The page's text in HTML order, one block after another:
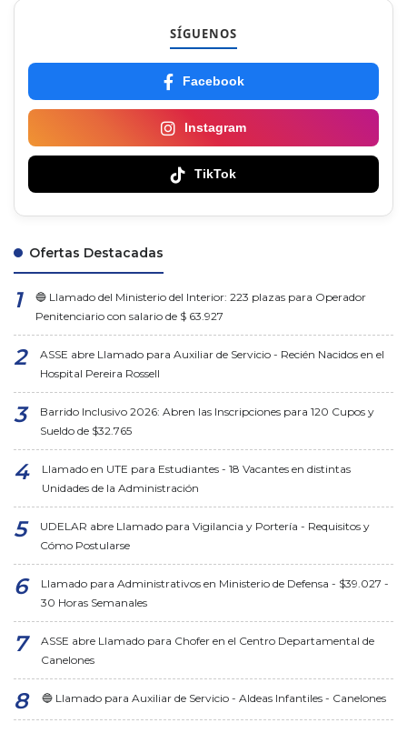
SÍGUENOS
Facebook
Instagram
TikTok
Ofertas Destacadas
🔵 Llamado del Ministerio del Interior: 223 plazas para Operador
Penitenciario con salario de $ 63.927
ASSE abre Llamado para Auxiliar de Servicio - Recién Nacidos en el
Hospital Pereira Rossell
Barrido Inclusivo 2026: Abren las Inscripciones para 120 Cupos y
Sueldo de $32.765
Llamado en UTE para Estudiantes - 18 Vacantes en distintas
Unidades de la Administración
UDELAR abre Llamado para Vigilancia y Portería - Requisitos y
Cómo Postularse
Llamado para Administrativos en Ministerio de Defensa - $39.027 -
30 Horas Semanales
ASSE abre Llamado para Chofer en el Centro Departamental de
Canelones
🔵 Llamado para Auxiliar de Servicio - Aldeas Infantiles - Canelones